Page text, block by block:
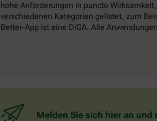
hohe Anforderungen in puncto
verschiedenen Kategorien gelistet, zum
Better-App ist eine DiGA. Alle
Melden Sie sich hier an